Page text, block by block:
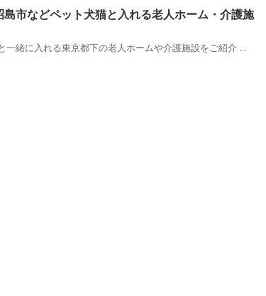
市などペット犬猫と入れる老人ホーム・介護施
一緒に入れる東京都下の老人ホームや介護施設をご紹介 ...